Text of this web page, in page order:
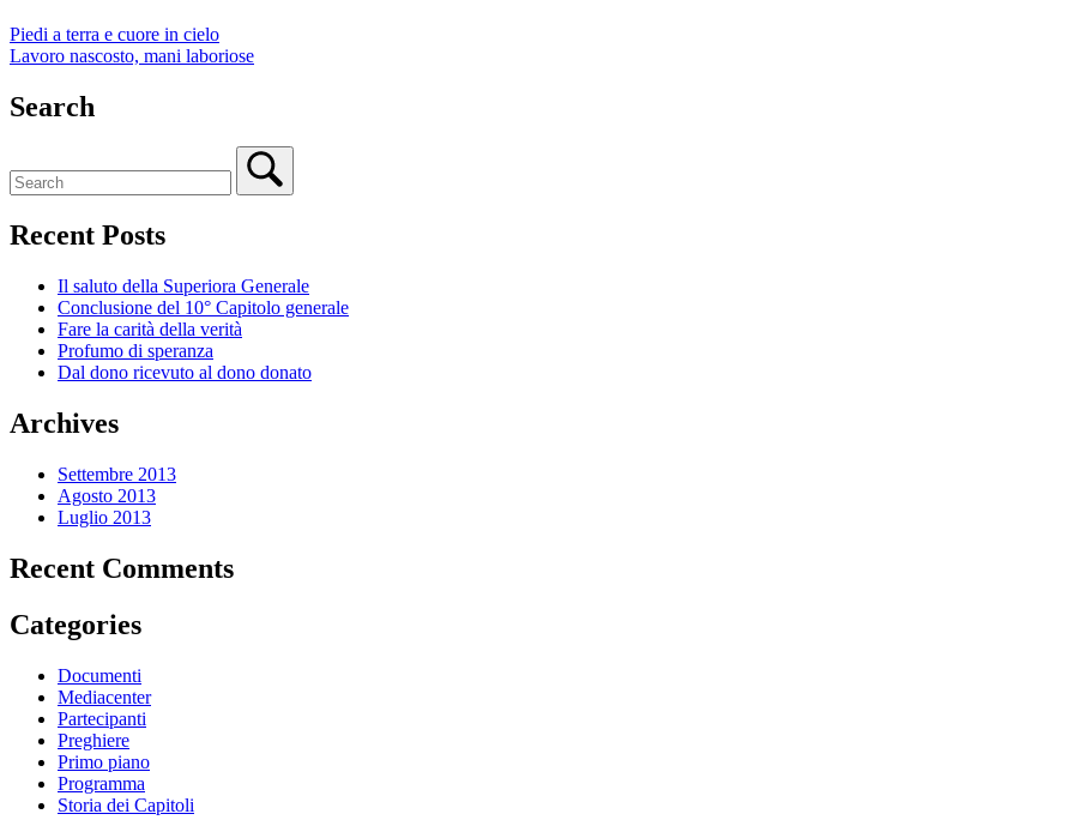
Piedi a terra e cuore in cielo
Lavoro nascosto, mani laboriose
Search
Recent Posts
Il saluto della Superiora Generale
Conclusione del 10° Capitolo generale
Fare la carità della verità
Profumo di speranza
Dal dono ricevuto al dono donato
Archives
Settembre 2013
Agosto 2013
Luglio 2013
Recent Comments
Categories
Documenti
Mediacenter
Partecipanti
Preghiere
Primo piano
Programma
Storia dei Capitoli